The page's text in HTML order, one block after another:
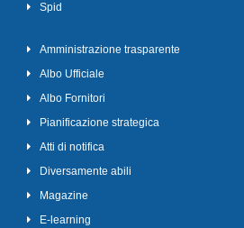
Spid
Amministrazione trasparente
Albo Ufficiale
Albo Fornitori
Pianificazione strategica
Atti di notifica
Diversamente abili
Magazine
E-learning